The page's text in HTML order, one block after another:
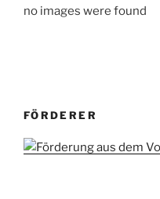
no images were found
FÖRDERER